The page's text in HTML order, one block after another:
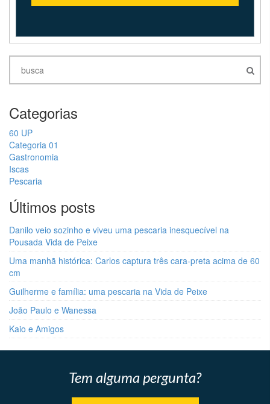
Categorias
60 UP
Categoria 01
Gastronomia
Iscas
Pescaria
Últimos posts
Danilo veio sozinho e viveu uma pescaria inesquecível na
Pousada Vida de Peixe
Uma manhã histórica: Carlos captura três cara-preta acima de 60
cm
Guilherme e família: uma pescaria na Vida de Peixe
João Paulo e Wanessa
Kaio e Amigos
Tem alguma pergunta?